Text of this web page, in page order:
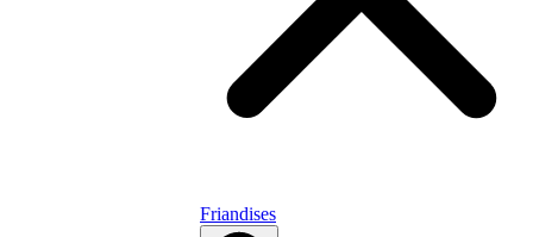
Friandises